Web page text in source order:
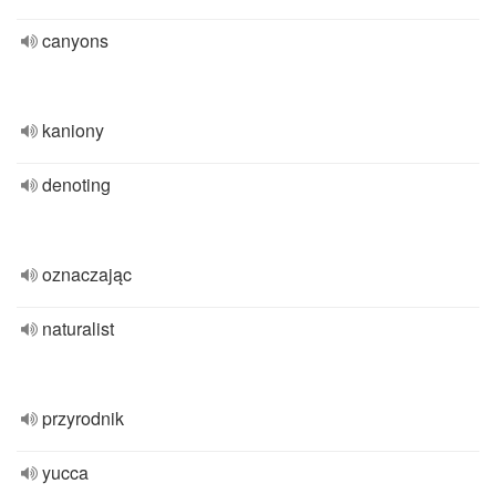
canyons
kaniony
denoting
oznaczając
naturalist
przyrodnik
yucca